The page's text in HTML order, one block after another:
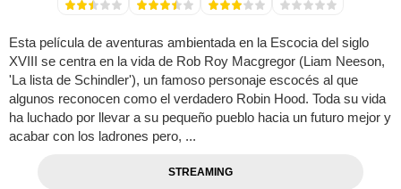
Esta película de aventuras ambientada en la Escocia del siglo
XVIII se centra en la vida de Rob Roy Macgregor (Liam Neeson,
'La lista de Schindler'), un famoso personaje escocés al que
algunos reconocen como el verdadero Robin Hood. Toda su vida
ha luchado por llevar a su pequeño pueblo hacia un futuro mejor y
acabar con los ladrones pero, ...
STREAMING